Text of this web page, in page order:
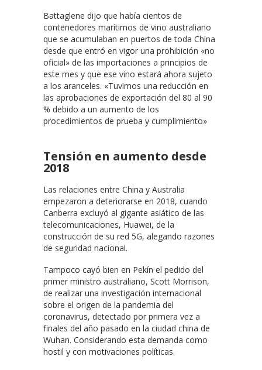
Battaglene dijo que había cientos de
contenedores marítimos de vino australiano
que se acumulaban en puertos de toda China
desde que entró en vigor una prohibición «no
oficial» de las importaciones a principios de
este mes y que ese vino estará ahora sujeto
a los aranceles. «Tuvimos una reducción en
las aprobaciones de exportación del 80 al 90
% debido a un aumento de los
procedimientos de prueba y cumplimiento»
Tensión en aumento desde
2018
Las relaciones entre China y Australia
empezaron a deteriorarse en 2018, cuando
Canberra excluyó al gigante asiático de las
telecomunicaciones, Huawei, de la
construcción de su red 5G, alegando razones
de seguridad nacional.
Tampoco cayó bien en Pekín el pedido del
primer ministro australiano, Scott Morrison,
de realizar una investigación internacional
sobre el origen de la pandemia del
coronavirus, detectado por primera vez a
finales del año pasado en la ciudad china de
Wuhan. Considerando esta demanda como
hostil y con motivaciones políticas.